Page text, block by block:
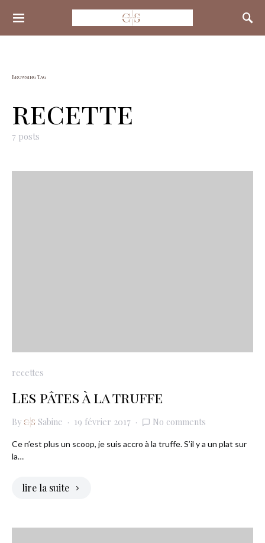
Search for:
Browsing Tag
recette
7 posts
recettes
Les pâtes à la truffe
By Sabine 19 février 2017 No comments
Ce n’est plus un scoop, je suis accro à la truffe. S’il y a un plat sur
la…
lire la suite